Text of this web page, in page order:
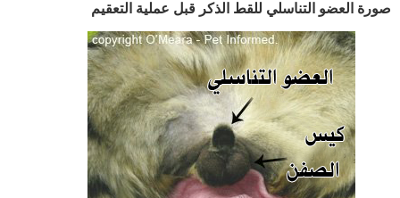
صورة العضو التناسلي للقط الذكر قبل عملية التعقيم